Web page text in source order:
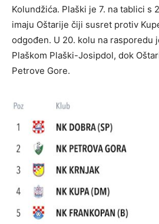
Kolundžića. Plaški je 7. na tablici s
imaju Oštarije čiji susret protiv
odgođen. U 20. kolu na rasporedu
Plaškom Plaški-Josipdol, dok
Petrove Gore.